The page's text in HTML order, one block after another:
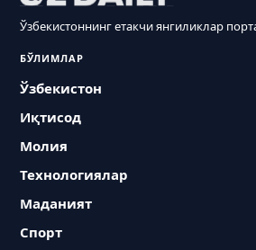
Ўзбекистоннинг етакчи янгиликлар
БЎЛИМЛАР
Ўзбекистон
Иқтисод
Молия
Технологиялар
Маданият
Спорт